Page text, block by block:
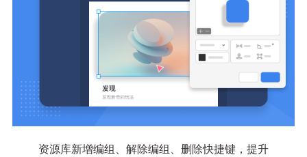
资源库新增编组、解除编组、删除快捷键，提升